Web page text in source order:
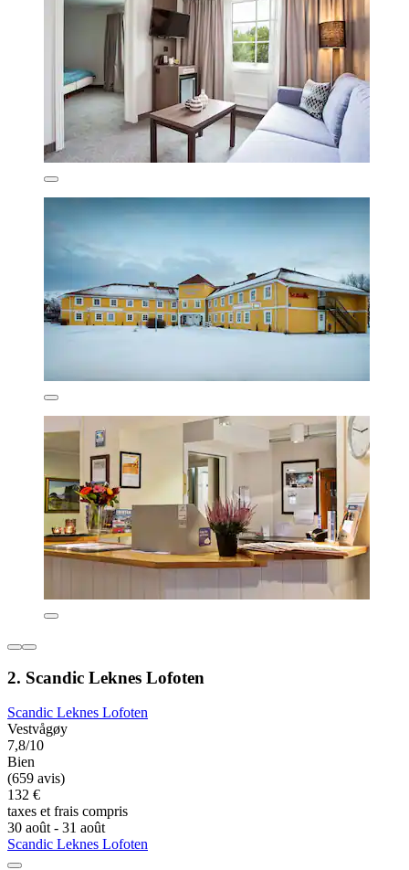
2. Scandic Leknes Lofoten
Scandic Leknes Lofoten
Vestvågøy
7,8/10
Bien
(659 avis)
132 €
taxes et frais compris
30 août - 31 août
Scandic Leknes Lofoten